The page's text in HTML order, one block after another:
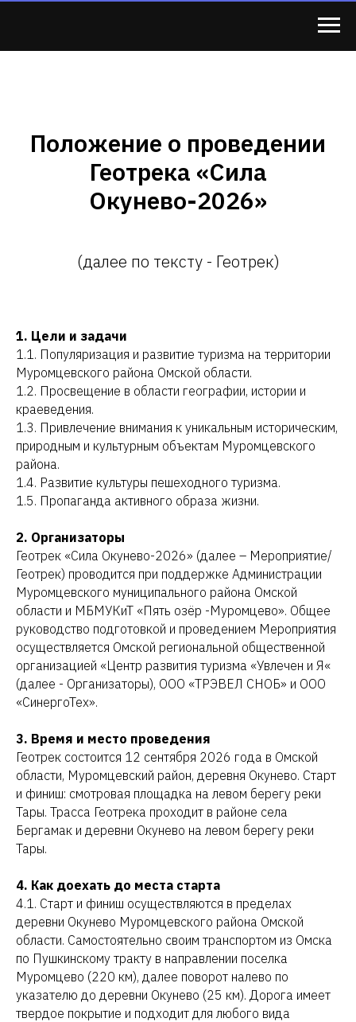
Положение о проведении
Геотрека «Сила
Окунево-2026»
(далее по тексту - Геотрек)
1. Цели и задачи
1.1. Популяризация и развитие туризма на территории
Муромцевского района Омской области.
1.2. Просвещение в области географии, истории и
краеведения.
1.3. Привлечение внимания к уникальным историческим,
природным и культурным объектам Муромцевского
района.
1.4. Развитие культуры пешеходного туризма.
1.5. Пропаганда активного образа жизни.
2. Организаторы
Геотрек «Сила Окунево-2026» (далее – Мероприятие/
Геотрек) проводится при поддержке Администрации
Муромцевского муниципального района Омской
области и МБМУКиТ «Пять озёр -Муромцево». Общее
руководство подготовкой и проведением Мероприятия
осуществляется Омской региональной общественной
организацией «Центр развития туризма «Увлечен и Я«
(далее - Организаторы), ООО «ТРЭВЕЛ СНОБ» и ООО
«СинергоТех».
3. Время и место проведения
Геотрек состоится 12 сентября 2026 года в Омской
области, Муромцевский район, деревня Окунево. Старт
и финиш: смотровая площадка на левом берегу реки
Тары. Трасса Геотрека проходит в районе села
Бергамак и деревни Окунево на левом берегу реки
Тары.
4. Как доехать до места старта
4.1. Старт и финиш осуществляются в пределах
деревни Окунево Муромцевского района Омской
области. Самостоятельно своим транспортом из Омска
по Пушкинскому тракту в направлении поселка
Муромцево (220 км), далее поворот налево по
указателю до деревни Окунево (25 км). Дорога имеет
твердое покрытие и подходит для любого вида